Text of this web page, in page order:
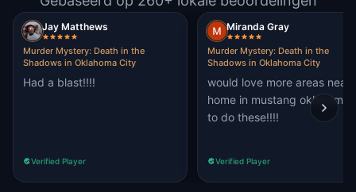
Jay Matthews
Murder Mystery: Death in the
Shadows in Oklahoma City
Had a blast!!!!
Verified Player
Miranda Gray
Murder Mystery: Death in the
Shadows in Oklahoma City
would love more areas near
home in mustang oklahoma
to do these!!!!
Verified Player